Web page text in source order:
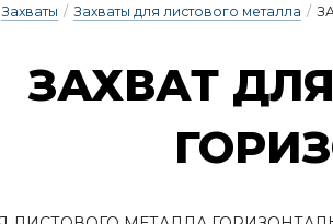
Захваты / Захваты для листового металла /
ЗАХ­ВАТ